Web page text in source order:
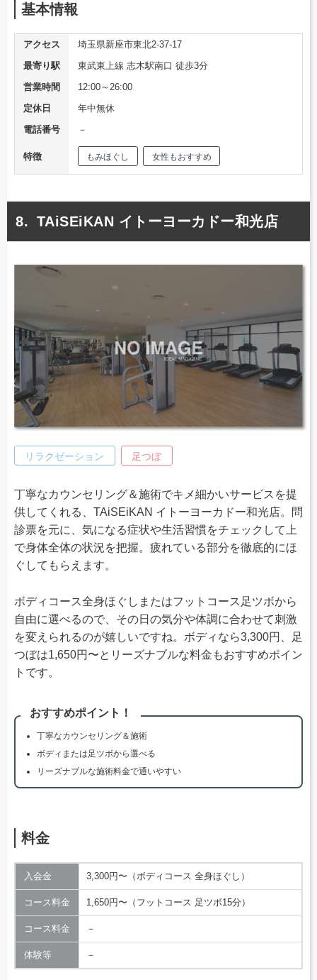
基本情報
アクセス
埼玉県新座市東北2-37-17
最寄り駅
東武東上線 志木駅南口 徒歩3分
営業時間
12:00～26:00
定休日
年中無休
電話番号
－
特徴 もみほぐし 女性もおすすめ
TAiSEiKAN イトーヨーカドー和光店
リラクゼーション 足つぼ
丁寧なカウンセリング＆施術でキメ細かいサービスを提
供してくれる、TAiSEiKAN イトーヨーカドー和光店。問
診票を元に、気になる症状や生活習慣をチェックして上
で身体全体の状況を把握。疲れている部分を徹底的にほ
ぐしてもらえます。
ボディコース全身ほぐしまたはフットコース足ツボから
自由に選べるので、その日の気分や体調に合わせて刺激
を変えられるのが嬉しいですね。ボディなら3,300円、足
つぼは1,650円〜とリーズナブルな料金もおすすめポイン
トです。
おすすめポイント！
丁寧なカウンセリング＆施術
ボディまたは足ツボから選べる
リーズナブルな施術料金で通いやすい
料金
入会金 3,300円〜（ボディコース 全身ほぐし）
コース料金 1,650円〜（フットコース 足ツボ15分）
コース料金 －
体験等 －